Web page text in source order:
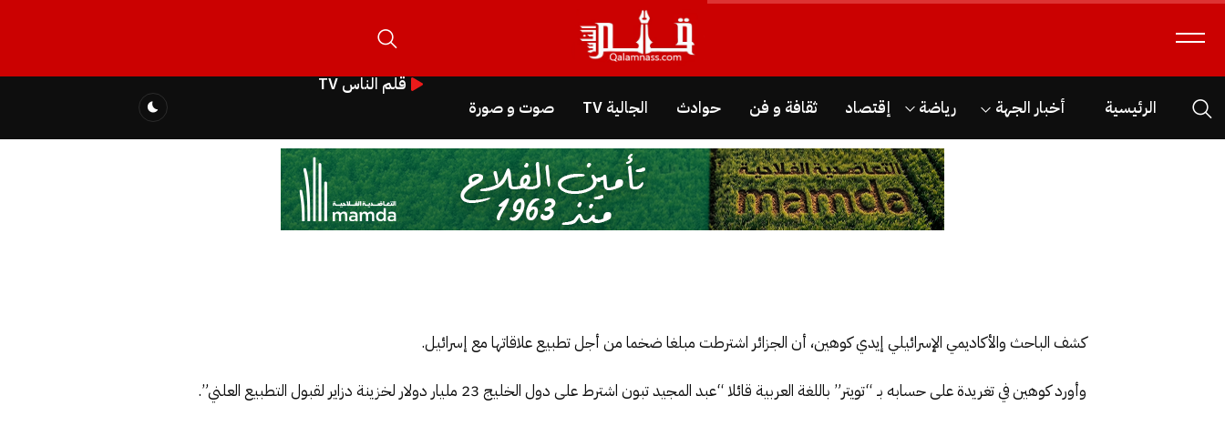
الرئيسية أخبار الجهة رياضة إقتصاد ثقافة و فن حوادث الجالية TV صوت و صورة
قلم الناس TV
كشف الباحث والأكاديمي الإسرائيلي إيدي كوهين، أن الجزائر اشترطت مبلغا ضخما من أجل تطبيع علاقاتها مع إسرائيل.
وأورد كوهين في تغريدة على حسابه بـ “تويتر” باللغة العربية قائلا “عبد المجيد تبون اشترط على دول الخليج 23 مليار دولار لخزينة دزاير لقبول التطبيع العلني”.